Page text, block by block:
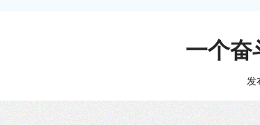
一个奋
发